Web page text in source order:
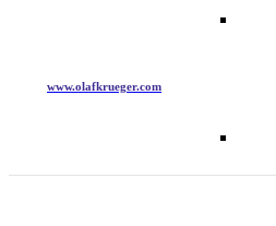
www.olafkrueger.com